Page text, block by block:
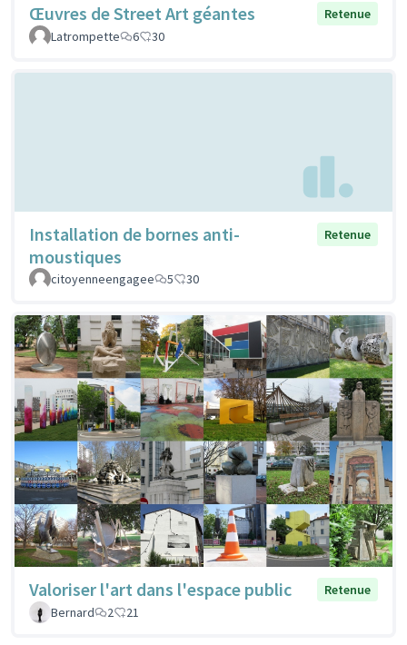
Œuvres de Street Art géantes
Retenue
Latrompette
6 30
Installation de bornes anti-
moustiques
Retenue
citoyenneengagee 5 30
Valoriser l'art dans l'espace public
Retenue
Bernard
2 21